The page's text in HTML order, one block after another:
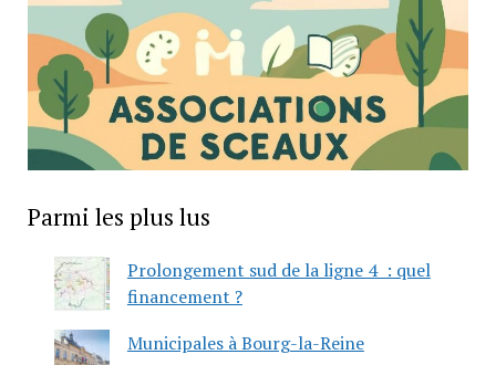
Parmi les plus lus
Prolongement sud de la ligne 4 : quel
financement ?
Municipales à Bourg-la-Reine